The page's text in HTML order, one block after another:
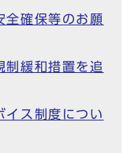
全確保等のお願
制緩和措置を追
イス制度につい